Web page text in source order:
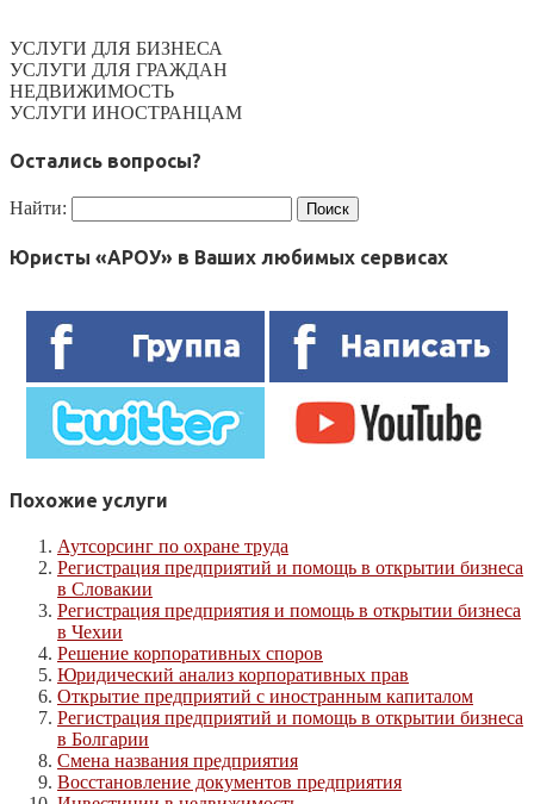
УСЛУГИ ДЛЯ БИЗНЕСА
УСЛУГИ ДЛЯ ГРАЖДАН
НЕДВИЖИМОСТЬ
УСЛУГИ ИНОСТРАНЦАМ
Остались вопросы?
Найти:
Юристы «АРОУ» в Ваших любимых сервисах
Похожие услуги
Аутсорсинг по охране труда
Регистрация предприятий и помощь в открытии бизнеса
в Словакии
Регистрация предприятия и помощь в открытии бизнеса
в Чехии
Решение корпоративных споров
Юридический анализ корпоративных прав
Открытие предприятий с иностранным капиталом
Регистрация предприятий и помощь в открытии бизнеса
в Болгарии
Смена названия предприятия
Восстановление документов предприятия